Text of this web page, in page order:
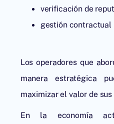
verificación de
gestión contractual
Los operadores que
manera estratégica
maximizar el valor de
En la economía